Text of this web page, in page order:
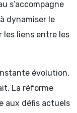
s’accompagne
dynamiser le
liens entre les
évolution,
La réforme
aux défis actuels